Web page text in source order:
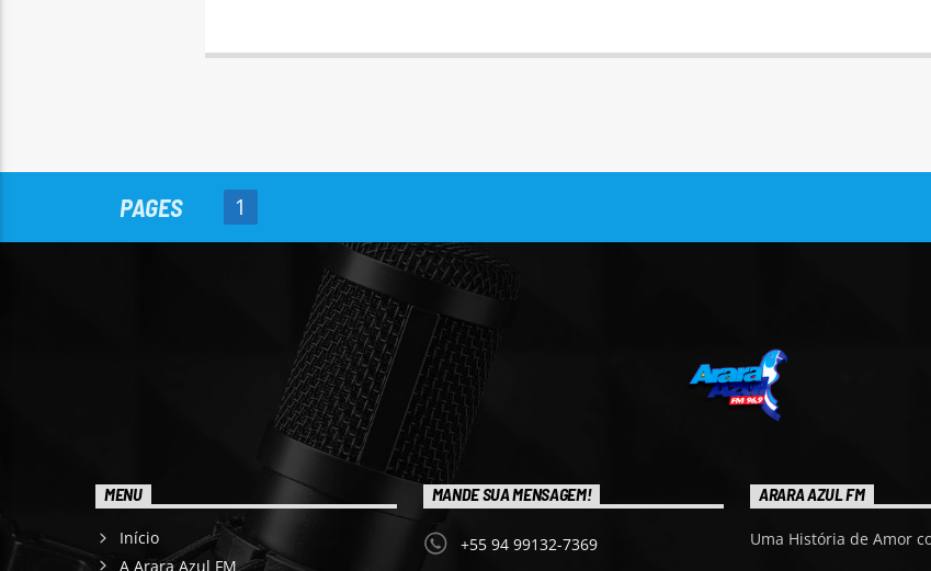
PAGES 1
MENU
Início
A Arara Azul FM
MANDE SUA MENSAGEM!
+55 94 99132-7369
ARARA AZUL FM
Uma História de Amor